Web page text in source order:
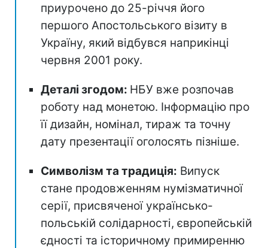
приурочено до 25-річчя його
першого Апостольського візиту в
Україну, який відбувся наприкінці
червня 2001 року.
Деталі згодом: НБУ вже розпочав
роботу над монетою. Інформацію про
її дизайн, номінал, тираж та точну
дату презентації оголосять пізніше.
Символізм та традиція: Випуск
стане продовженням нумізматичної
серії, присвяченої українсько-
польській солідарності, європейській
єдності та історичному примиренню